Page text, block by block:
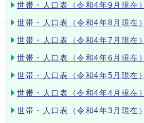
世帯・人口表（令和4年9月現在）
世帯・人口表（令和4年8月現在）
世帯・人口表（令和4年7月現在）
世帯・人口表（令和4年6月現在）
世帯・人口表（令和4年5月現在）
世帯・人口表（令和4年4月現在）
世帯・人口表（令和4年3月現在）